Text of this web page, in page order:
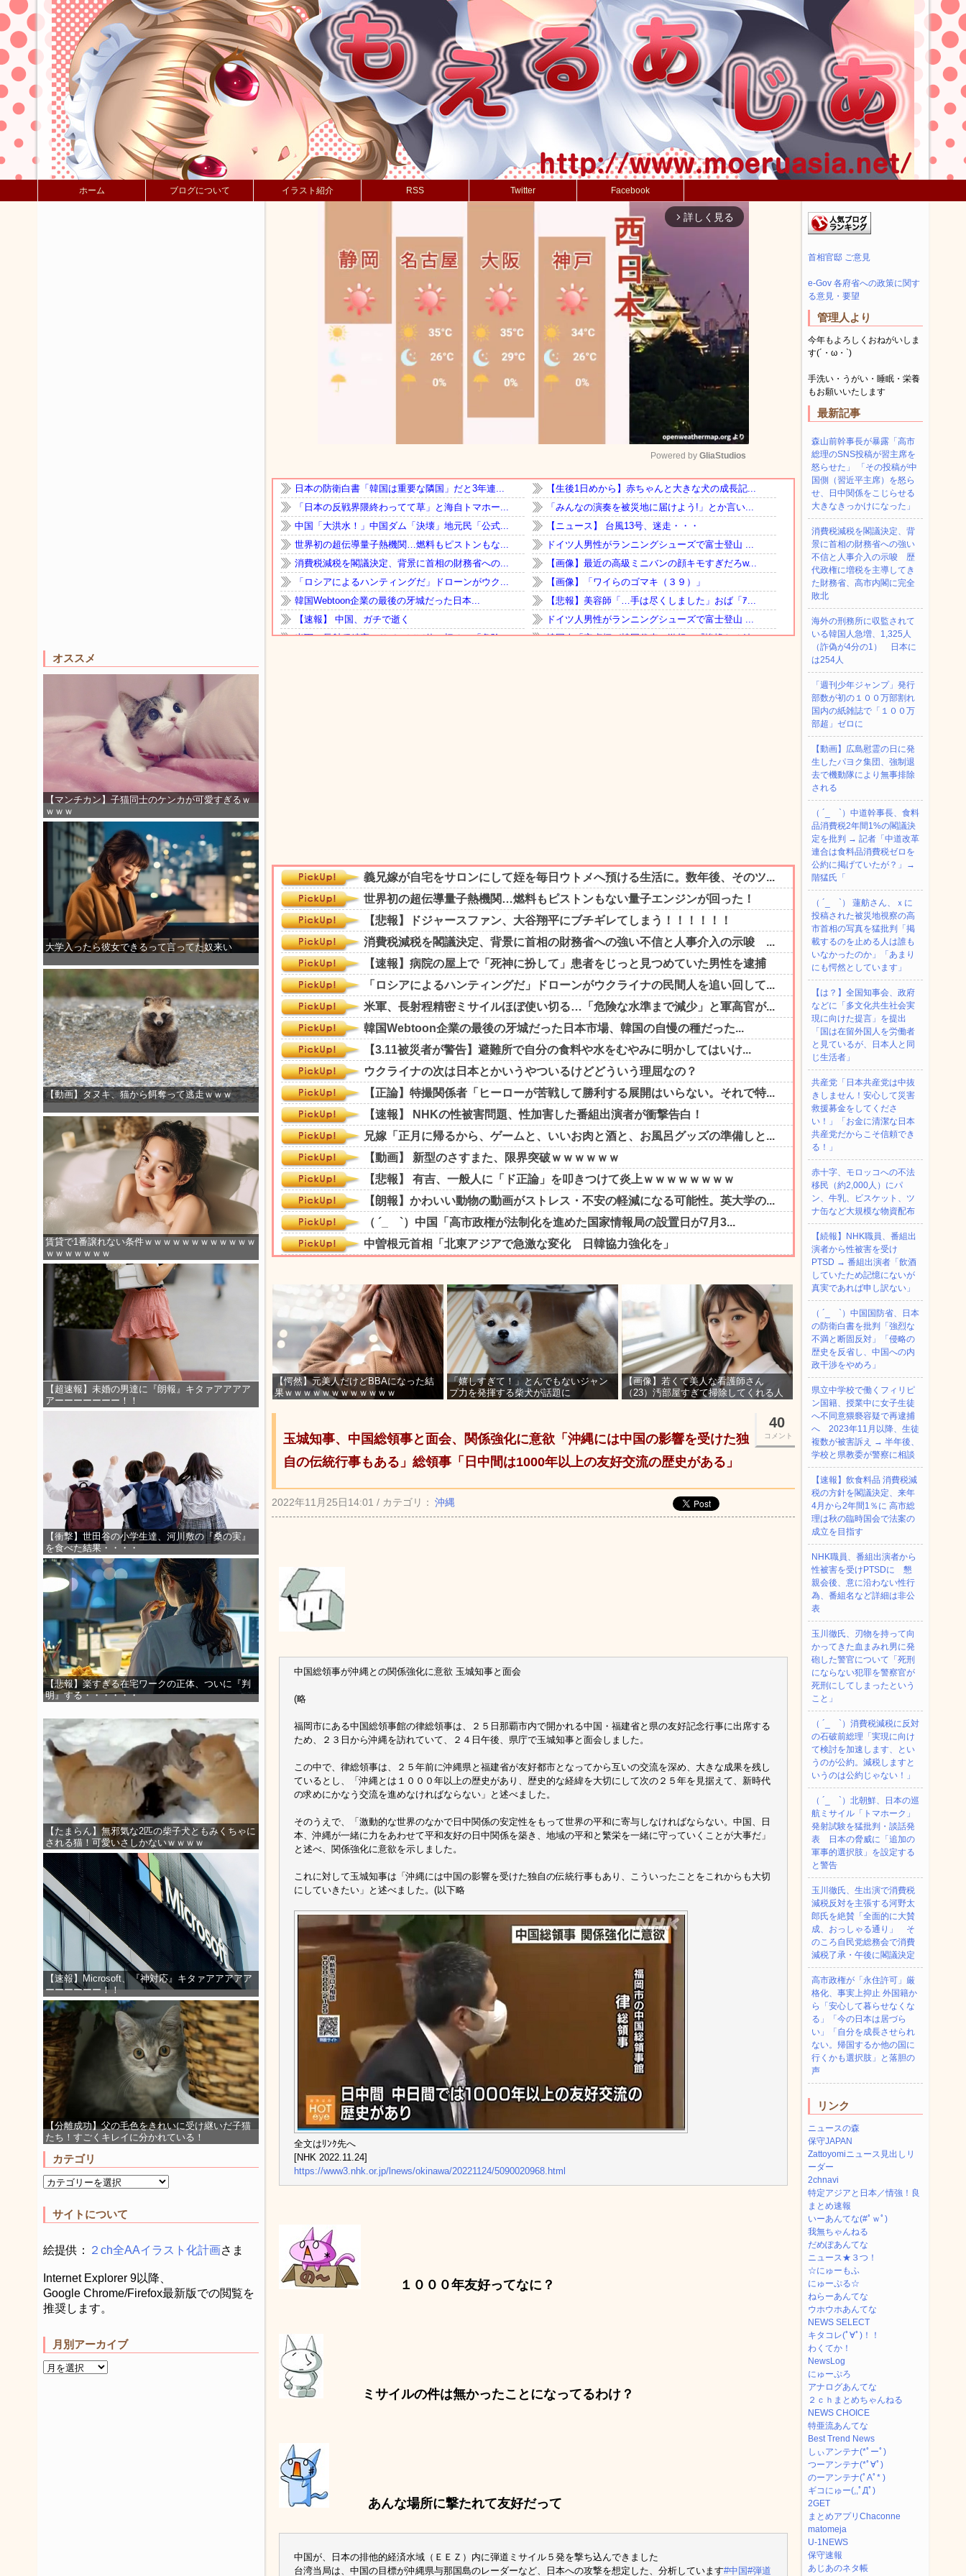
ホーム ブログについて イラスト紹介 RSS Twitter Facebook
オススメ
【マンチカン】子猫同士のケンカが可愛すぎるｗ
ｗｗｗ
大学入ったら彼女できるって言ってた奴来い
【動画】タヌキ、猫から餌奪って逃走ｗｗｗ
賃貸で1番譲れない条件ｗｗｗｗｗｗｗｗｗｗｗｗ
ｗｗｗｗｗｗｗ
【超速報】未婚の男達に『朗報』キタァアアアア
アーーーーーーー！！
【衝撃】世田谷の小学生達、河川敷の『桑の実』
を食べた結果・・・・
【悲報】楽すぎる在宅ワークの正体、ついに『判
明』する・・・・・・
【たまらん】無邪気な2匹の柴子犬ともみくちゃに
される猫！可愛いさしかないｗｗｗｗ
【速報】Microsoft、『神対応』キタァアアアアア
ーーーーーー！！
【分離成功】父の毛色をきれいに受け継いだ子猫
たち！すごくキレイに分かれている！
カテゴリ
サイトについて
絵提供： ２ch全AAイラスト化計画さま
Internet Explorer 9以降、
Google Chrome/Firefox最新版での閲覧を
推奨します。
月別アーカイブ
arrow_forward_ios 詳しく見る
Mute
Powered by GliaStudios
【愕然】元美人だけどBBAになった結
果ｗｗｗｗｗｗｗｗｗｗｗｗ
「嬉しすぎて！」とんでもないジャン
プ力を発揮する柴犬が話題に
【画像】若くて美人な看護師さん
（23）汚部屋すぎて掃除してくれる人
40
コメント
玉城知事、中国総領事と面会、関係強化に意欲「沖縄には中国の影響を受けた独
自の伝統行事もある」総領事「日中間は1000年以上の友好交流の歴史がある」
2022年11月25日14:01 / カテゴリ： 沖縄
中国総領事が沖縄との関係強化に意欲 玉城知事と面会
(略
福岡市にある中国総領事館の律総領事は、２５日那覇市内で開かれる中国・福建省と県の友好記念行事に出席する
ため、２３日から沖縄を訪れていて、２４日午後、県庁で玉城知事と面会しました。
この中で、律総領事は、２５年前に沖縄県と福建省が友好都市となってから互いの交流を深め、大きな成果を残し
ているとし、「沖縄とは１０００年以上の歴史があり、歴史的な経緯を大切にして次の２５年を見据えて、新時代
の求めにかなう交流を進めなければならない」と述べました。
そのうえで、「激動的な世界のなかで日中関係の安定性をもって世界の平和に寄与しなければならない。中国、日
本、沖縄が一緒に力をあわせて平和友好の日中関係を築き、地域の平和と繁栄を一緒に守っていくことが大事だ」
と述べ、関係強化に意欲を示しました。
これに対して玉城知事は「沖縄には中国の影響を受けた独自の伝統行事もあり、こういったことをこれからも大切
にしていきたい」と述べました。(以下略
全文はﾘﾝｸ先へ
[NHK 2022.11.24]
https://www3.nhk.or.jp/lnews/okinawa/20221124/5090020968.html
１０００年友好ってなに？
ミサイルの件は無かったことになってるわけ？
あんな場所に撃たれて友好だって
中国が、日本の排他的経済水域（ＥＥＺ）内に弾道ミサイル５発を撃ち込んできました
台湾当局は、中国の目標が沖縄県与那国島のレーダーなど、日本への攻撃を想定した、分析しています#中国#弾道
首相官邸 ご意見
e-Gov 各府省への政策に関す
る意見・要望
管理人より
今年もよろしくおねがいしま
す(´・ω・`)
手洗い・うがい・睡眠・栄養
もお願いいたします
最新記事
森山前幹事長が暴露「高市
総理のSNS投稿が習主席を
怒らせた」 「その投稿が中
国側（習近平主席）を怒ら
せ、日中関係をこじらせる
大きなきっかけになった」
消費税減税を閣議決定、背
景に首相の財務省への強い
不信と人事介入の示唆 歴
代政権に増税を主導してき
た財務省、高市内閣に完全
敗北
海外の刑務所に収監されて
いる韓国人急増、1,325人
（詐偽が4分の1） 日本に
は254人
「週刊少年ジャンプ」発行
部数が初の１００万部割れ
国内の紙雑誌で「１００万
部超」ゼロに
【動画】広島慰霊の日に発
生したパヨク集団、強制退
去で機動隊により無事排除
される
（ ´_ゝ`）中道幹事長、食料
品消費税2年間1%の閣議決
定を批判 → 記者「中道改革
連合は食料品消費税ゼロを
公約に掲げていたが？」→
階猛氏「
（ ´_ゝ`） 蓮舫さん、ｘに
投稿された被災地視察の高
市首相の写真を猛批判「掲
載するのを止める人は誰も
いなかったのか」「あまり
にも愕然としています」
【は？】全国知事会、政府
などに「多文化共生社会実
現に向けた提言」を提出
「国は在留外国人を労働者
と見ているが、日本人と同
じ生活者」
共産党「日本共産党は中抜
きしません！安心して災害
救援募金をしてくださ
い！」「お金に清潔な日本
共産党だからこそ信頼でき
る！」
赤十字、モロッコへの不法
移民（約2,000人）にパ
ン、牛乳、ビスケット、ツ
ナ缶など大規模な物資配布
【続報】NHK職員、番組出
演者から性被害を受け
PTSD → 番組出演者「飲酒
していたため記憶にないが
真実であれば申し訳ない」
（ ´_ゝ`）中国国防省、日本
の防衛白書を批判「強烈な
不満と断固反対」「侵略の
歴史を反省し、中国への内
政干渉をやめろ」
県立中学校で働くフィリピ
ン国籍、授業中に女子生徒
へ不同意猥褻容疑で再逮捕
へ 2023年11月以降、生徒
複数が被害訴え → 半年後、
学校と県教委が警察に相談
【速報】飲食料品 消費税減
税の方針を閣議決定、来年
4月から2年間1％に 高市総
理は秋の臨時国会で法案の
成立を目指す
NHK職員、番組出演者から
性被害を受けPTSDに 懇
親会後、意に沿わない性行
為、番組名など詳細は非公
表
玉川徹氏、刃物を持って向
かってきた血まみれ男に発
砲した警官について「死刑
にならない犯罪を警察官が
死刑にしてしまったという
こと」
（ ´_ゝ`）消費税減税に反対
の石破前総理「実現に向け
て検討を加速します、とい
うのが公約。減税しますと
いうのは公約じゃない！」
（ ´_ゝ`）北朝鮮、日本の巡
航ミサイル「‌トマホーク」
発射試験を猛批判・談話発
表 日本の脅威に「追加の
軍事的選択肢」を設定する
と警告
玉川徹氏、生出演で消費税
減税反対を主張する河野太
郎氏を絶賛「全面的に大賛
成、おっしゃる通り」 そ
のころ自民党総務会で消費
減税了承・午後に閣議決定
高市政権が「永住許可」厳
格化、事実上抑止 外国籍か
ら「安心して暮らせなくな
る」「今の日本は居づら
い」「自分を成長させられ
ない。帰国するか他の国に
行くかも選択肢」と落胆の
声
リンク
ニュースの森
保守JAPAN
Zattoyomiニュース見出しリ
ーダー
2chnavi
特定アジアと日本／情強！良
まとめ速報
いーあんてな(#ﾟｗﾟ)
我無ちゃんねる
だめぽあんてな
ニュース★３つ！
☆にゅーもふ
にゅーぷる☆
ねらーあんてな
ウホウホあんてな
NEWS SELECT
キタコレ(ﾟ∀ﾟ)！！
わくてか！
NewsLog
にゅーぷろ
アナログあんてな
２ｃｈまとめちゃんねる
NEWS CHOICE
特亜流あんてな
Best Trend News
しぃアンテナ(*ﾟーﾟ)
つーアンテナ(*ﾟ∀ﾟ)
のーアンテナ(ﾟAﾟ* )
ギコにゅー(,,ﾟДﾟ)
2GET
まとめアプリChaconne
matomeja
U-1NEWS
保守速報
あじあのネタ帳